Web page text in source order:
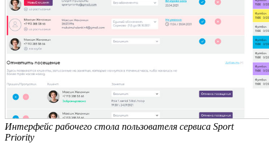
Интерфейс рабочего стола пользователя сервиса Sport
Priority